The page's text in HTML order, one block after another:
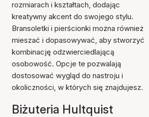
rozmiarach i kształtach, dodając
kreatywny akcent do swojego stylu.
Bransoletki i pierścionki można również
mieszać i dopasowywać, aby stworzyć
kombinację odzwierciedlającą
osobowość. Opcje te pozwalają
dostosować wygląd do nastroju i
okoliczności, w których się znajdujesz.
Biżuteria Hultquist